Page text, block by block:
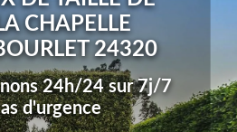
CHAPELLE
24320
24h/24 sur 7j/7
d'urgence